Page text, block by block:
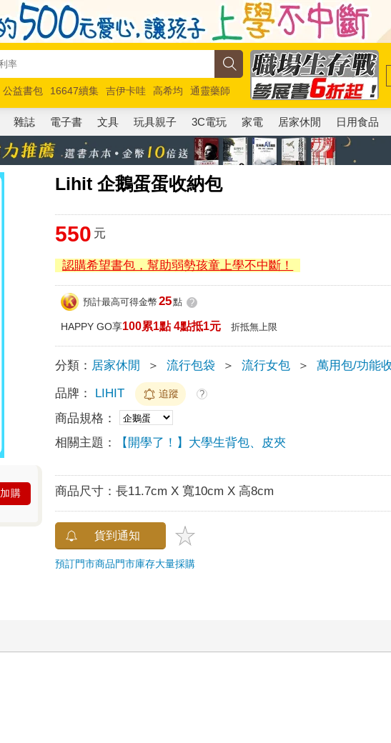
公益書包 16647續集 吉伊卡哇 高希均
通靈藥師
馬斯克 玩具總動員5 超慢跑
雜誌 電子書 文具 玩具親子 3C電玩 家電 居家休閒 日用食品
Lihit 企鵝蛋蛋收納包
加購
550 元
認購希望書包，幫助弱勢孩童上學不中斷！
預計最高可得金幣 25點 ?
HAPPY GO享100累1點 4點抵1元 折抵無上限
分類： 居家休閒 ＞ 流行包袋 ＞ 流行女包 ＞ 萬用包/功能
品牌： LIHIT 追蹤 ?
商品規格：
相關主題：
【開學了！】大學生背包、皮夾
商品尺寸：長11.7cm X 寬10cm X 高8cm
貨到通知
預訂門市商品門市庫存大量採購